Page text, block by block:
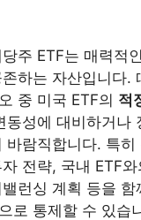
주 ETF는 매력적
하는 자산입니다.
중 미국 ETF의 적
동성에 대비하거나
바람직합니다. 특히
전략, 국내 ETF
런싱 계획 등을 함
로 통제할 수 있습